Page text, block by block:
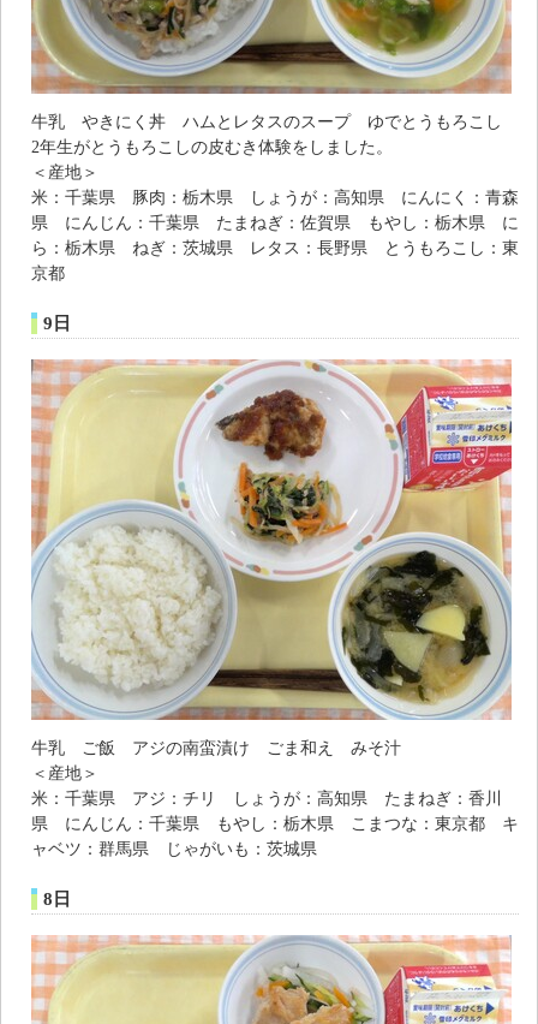
牛乳 やきにく丼 ハムとレタスのスープ ゆでとうもろこし
2年生がとうもろこしの皮むき体験をしました。
＜産地＞
米：千葉県 豚肉：栃木県 しょうが：高知県 にんにく：青森
県 にんじん：千葉県 たまねぎ：佐賀県 もやし：栃木県 に
ら：栃木県 ねぎ：茨城県 レタス：長野県 とうもろこし：東
京都
9日
牛乳 ご飯 アジの南蛮漬け ごま和え みそ汁
＜産地＞
米：千葉県 アジ：チリ しょうが：高知県 たまねぎ：香川
県 にんじん：千葉県 もやし：栃木県 こまつな：東京都 キ
ャベツ：群馬県 じゃがいも：茨城県
8日